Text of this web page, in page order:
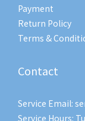
Payment
Return Policy
Terms &
Contact
Service Email:
Service Hours: